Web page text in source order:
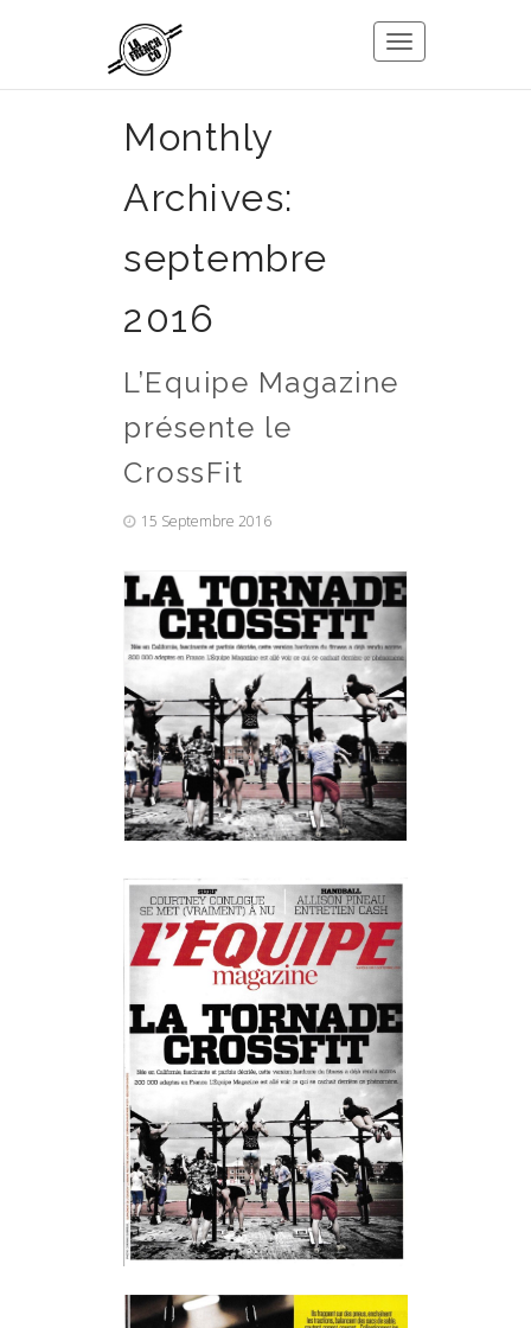
Toggle
Monthly
Archives:
septembre
2016
L’Equipe Magazine
présente le
CrossFit
15 Septembre 2016